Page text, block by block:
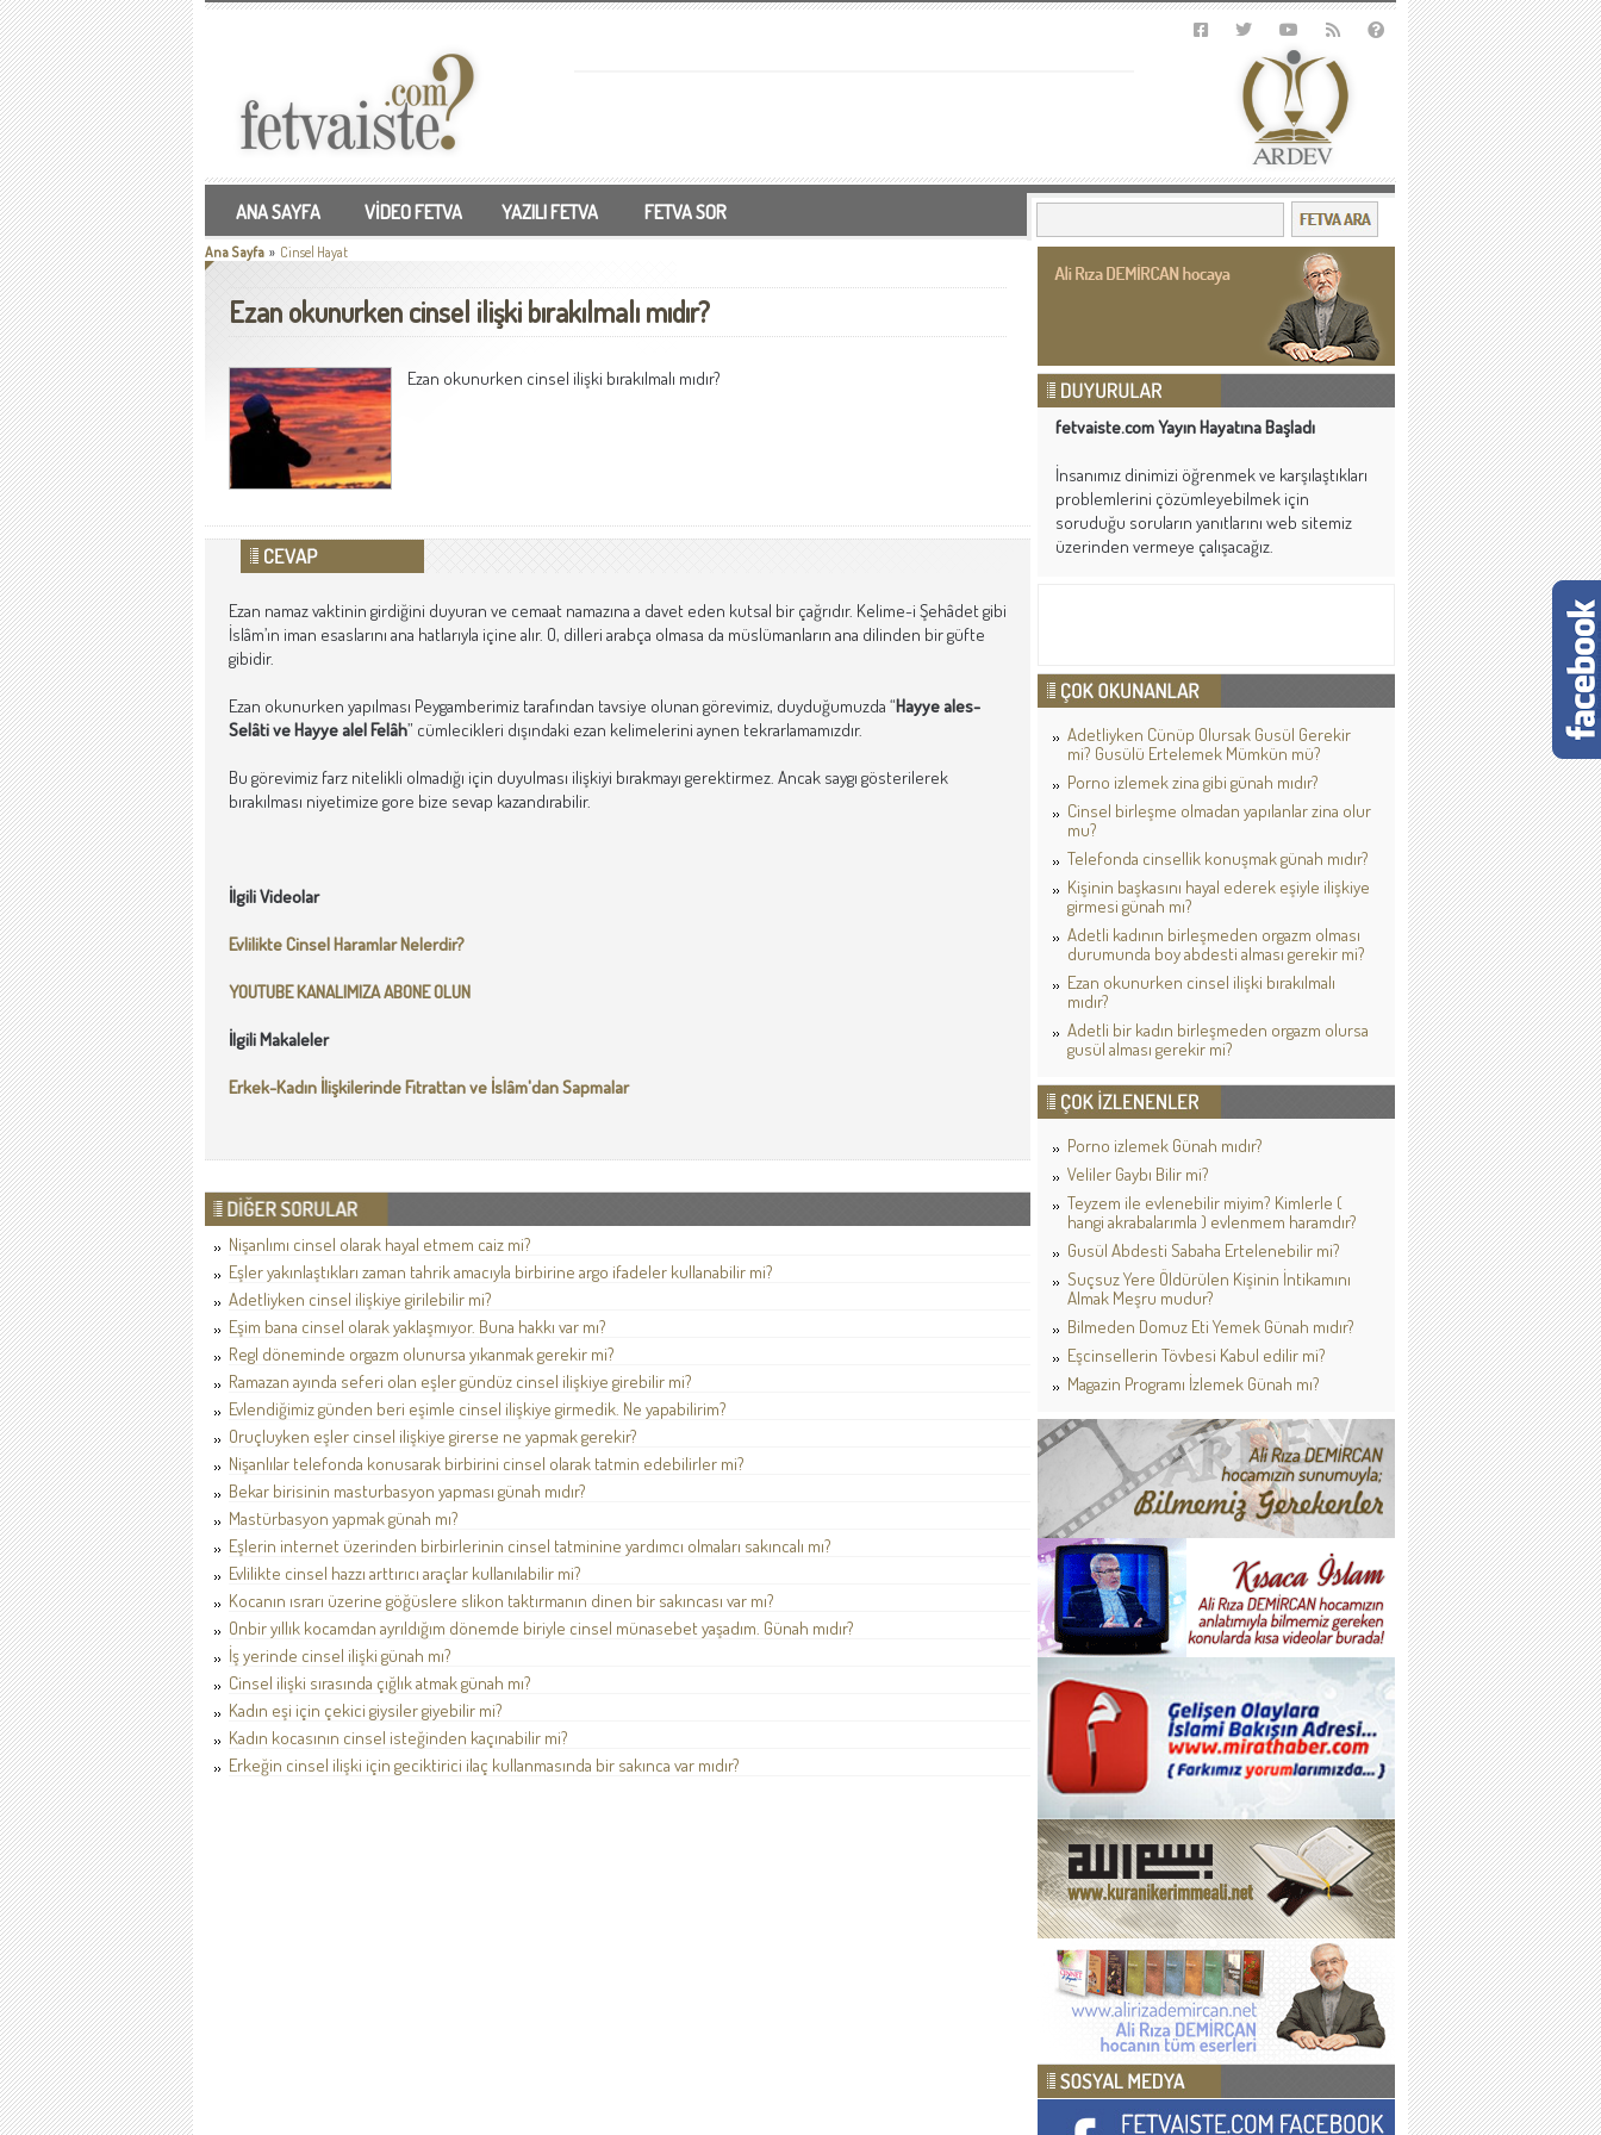
ANA SAYFA VİDEO FETVA YAZILI FETVA FETVA SOR
Ana Sayfa » Cinsel Hayat
Ezan okunurken cinsel ilişki bırakılmalı mıdır?
Ezan okunurken cinsel ilişki bırakılmalı mıdır?
Ezan namaz vaktinin girdiğini duyuran ve cemaat namazına a davet eden kutsal bir çağrıdır. Kelime-i Şehâdet gibi
İslâm’ın iman esaslarını ana hatlarıyla içine alır. O, dilleri arabça olmasa da müslümanların ana dilinden bir güfte
gibidir.
Ezan okunurken yapılması Peygamberimiz tarafından tavsiye olunan görevimiz, duyduğumuzda “Hayye ales-
Selâti ve Hayye alel Felâh” cümlecikleri dışındaki ezan kelimelerini aynen tekrarlamamızdır.
Bu görevimiz farz nitelikli olmadığı için duyulması ilişkiyi bırakmayı gerektirmez. Ancak saygı gösterilerek
bırakılması niyetimize gore bize sevap kazandırabilir.
İlgili Videolar
Evlilikte Cinsel Haramlar Nelerdir?
YOUTUBE KANALIMIZA ABONE OLUN
İlgili Makaleler
Erkek-Kadın İlişkilerinde Fıtrattan ve İslâm'dan Sapmalar
Nişanlımı cinsel olarak hayal etmem caiz mi?
Eşler yakınlaştıkları zaman tahrik amacıyla birbirine argo ifadeler kullanabilir mi?
Adetliyken cinsel ilişkiye girilebilir mi?
Eşim bana cinsel olarak yaklaşmıyor. Buna hakkı var mı?
Regl döneminde orgazm olunursa yıkanmak gerekir mi?
Ramazan ayında seferi olan eşler gündüz cinsel ilişkiye girebilir mi?
Evlendiğimiz günden beri eşimle cinsel ilişkiye girmedik. Ne yapabilirim?
Oruçluyken eşler cinsel ilişkiye girerse ne yapmak gerekir?
Nişanlılar telefonda konusarak birbirini cinsel olarak tatmin edebilirler mi?
Bekar birisinin masturbasyon yapması günah mıdır?
Mastürbasyon yapmak günah mı?
Eşlerin internet üzerinden birbirlerinin cinsel tatminine yardımcı olmaları sakıncalı mı?
Evlilikte cinsel hazzı arttırıcı araçlar kullanılabilir mi?
Kocanın ısrarı üzerine göğüslere slikon taktırmanın dinen bir sakıncası var mı?
Onbir yıllık kocamdan ayrıldığım dönemde biriyle cinsel münasebet yaşadım. Günah mıdır?
İş yerinde cinsel ilişki günah mı?
Cinsel ilişki sırasında çığlık atmak günah mı?
Kadın eşi için çekici giysiler giyebilir mi?
Kadın kocasının cinsel isteğinden kaçınabilir mi?
Erkeğin cinsel ilişki için geciktirici ilaç kullanmasında bir sakınca var mıdır?
fetvaiste.com Yayın Hayatına Başladı
İnsanımız dinimizi öğrenmek ve karşılaştıkları
problemlerini çözümleyebilmek için
soruduğu soruların yanıtlarını web sitemiz
üzerinden vermeye çalışacağız.
Adetliyken Cünüp Olursak Gusül Gerekir
mi? Gusülü Ertelemek Mümkün mü?
Porno izlemek zina gibi günah mıdır?
Cinsel birleşme olmadan yapılanlar zina olur
mu?
Telefonda cinsellik konuşmak günah mıdır?
Kişinin başkasını hayal ederek eşiyle ilişkiye
girmesi günah mı?
Adetli kadının birleşmeden orgazm olması
durumunda boy abdesti alması gerekir mi?
Ezan okunurken cinsel ilişki bırakılmalı
mıdır?
Adetli bir kadın birleşmeden orgazm olursa
gusül alması gerekir mi?
Porno izlemek Günah mıdır?
Veliler Gaybı Bilir mi?
Teyzem ile evlenebilir miyim? Kimlerle (
hangi akrabalarımla ) evlenmem haramdır?
Gusül Abdesti Sabaha Ertelenebilir mi?
Suçsuz Yere Öldürülen Kişinin İntikamını
Almak Meşru mudur?
Bilmeden Domuz Eti Yemek Günah mıdır?
Eşcinsellerin Tövbesi Kabul edilir mi?
Magazin Programı İzlemek Günah mı?